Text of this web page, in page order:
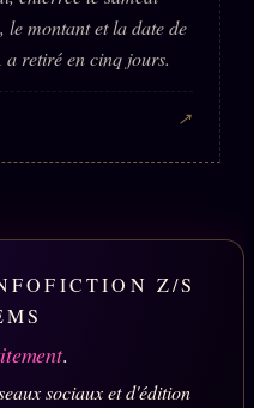
montant et la date de
retiré en cinq jours.
↗
Z/S
.
sociaux et d'édition